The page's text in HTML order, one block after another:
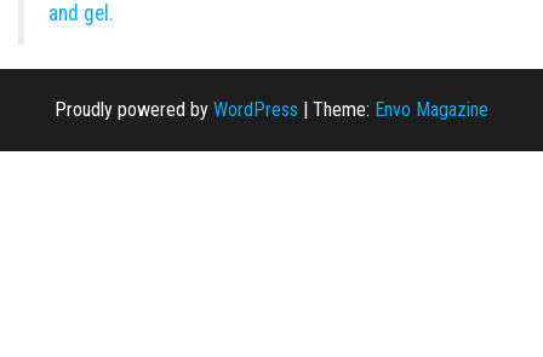
and gel.
Proudly powered by WordPress | Theme: Envo Magazine